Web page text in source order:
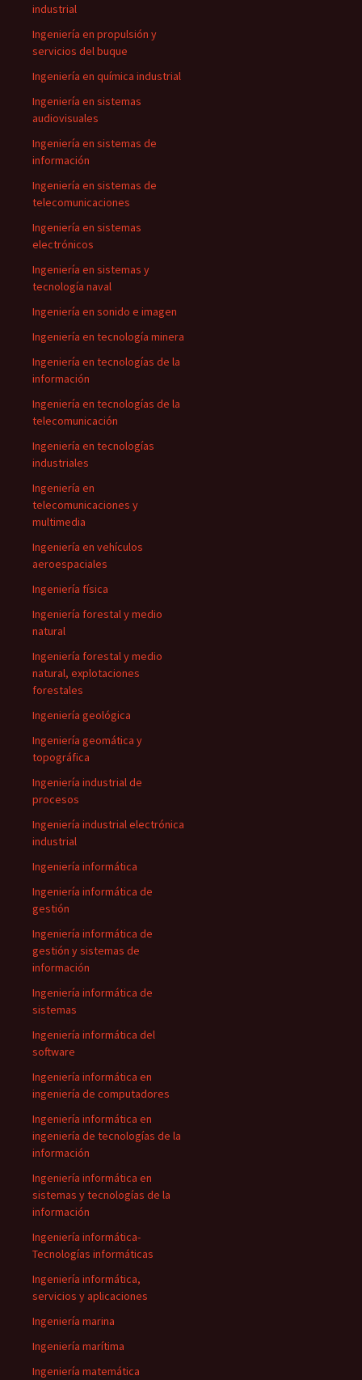
industrial
Ingeniería en propulsión y
servicios del buque
Ingeniería en química industrial
Ingeniería en sistemas
audiovisuales
Ingeniería en sistemas de
información
Ingeniería en sistemas de
telecomunicaciones
Ingeniería en sistemas
electrónicos
Ingeniería en sistemas y
tecnología naval
Ingeniería en sonido e imagen
Ingeniería en tecnología minera
Ingeniería en tecnologías de la
información
Ingeniería en tecnologías de la
telecomunicación
Ingeniería en tecnologías
industriales
Ingeniería en
telecomunicaciones y
multimedia
Ingeniería en vehículos
aeroespaciales
Ingeniería física
Ingeniería forestal y medio
natural
Ingeniería forestal y medio
natural, explotaciones
forestales
Ingeniería geológica
Ingeniería geomática y
topográfica
Ingeniería industrial de
procesos
Ingeniería industrial electrónica
industrial
Ingeniería informática
Ingeniería informática de
gestión
Ingeniería informática de
gestión y sistemas de
información
Ingeniería informática de
sistemas
Ingeniería informática del
software
Ingeniería informática en
ingeniería de computadores
Ingeniería informática en
ingeniería de tecnologías de la
información
Ingeniería informática en
sistemas y tecnologías de la
información
Ingeniería informática-
Tecnologías informáticas
Ingeniería informática,
servicios y aplicaciones
Ingeniería marina
Ingeniería marítima
Ingeniería matemática